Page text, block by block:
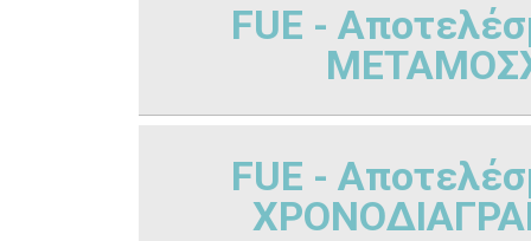
FUE -
FUE -